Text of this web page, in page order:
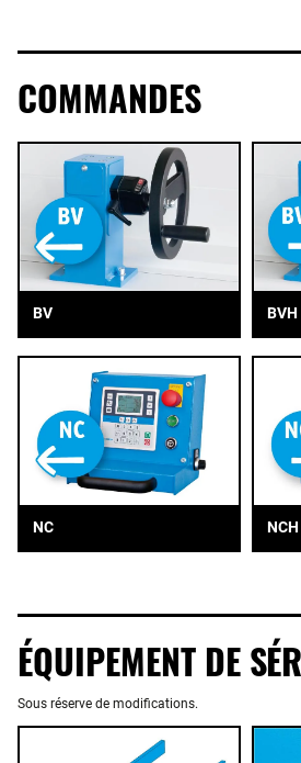
COMMANDES
BV BVH
NC NCH
ÉQUIPEMENT DE
Sous réserve de modifications.